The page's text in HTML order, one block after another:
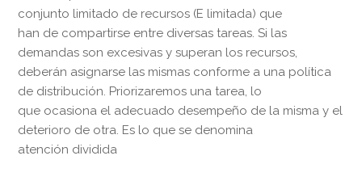
conjunto limitado de recursos (E limitada) que
han de compartirse entre diversas tareas. Si las
demandas son excesivas y superan los recursos,
deberán asignarse las mismas conforme a una política
de distribución. Priorizaremos una tarea, lo
que ocasiona el adecuado desempeño de la misma y el
deterioro de otra. Es lo que se denomina
atención dividida